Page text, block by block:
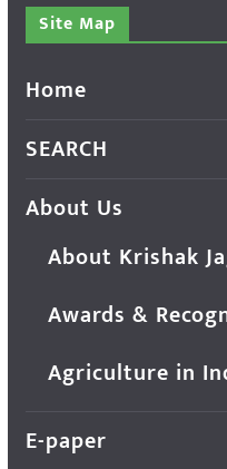
Site Map
Home
SEARCH
About Us
About Krishak
Awards &
Agriculture in
E-paper